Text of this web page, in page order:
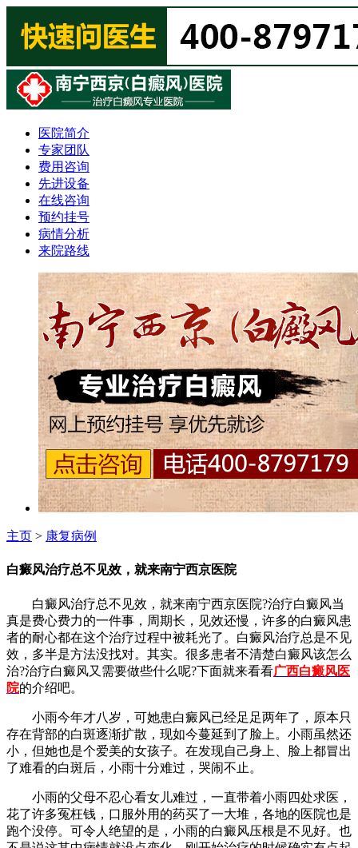
医院简介
专家团队
费用咨询
先进设备
在线咨询
预约挂号
病情分析
来院路线
主页 > 康复病例
白癜风治疗总不见效，就来南宁西京医院
白癜风治疗总不见效，就来南宁西京医院?治疗白癜风当
真是费心费力的一件事，周期长，见效还慢，许多的白癜风患
者的耐心都在这个治疗过程中被耗光了。白癜风治疗总是不见
效，多半是方法没找对。其实。很多患者不清楚白癜风该怎么
治?治疗白癜风又需要做些什么呢?下面就来看看广西白癜风医
院的介绍吧。
小雨今年才八岁，可她患白癜风已经足足两年了，原本只
存在背部的白斑逐渐扩散，现如今蔓延到了脸上。小雨虽然还
小，但她也是个爱美的女孩子。在发现自己身上、脸上都冒出
了难看的白斑后，小雨十分难过，哭闹不止。
小雨的父母不忍心看女儿难过，一直带着小雨四处求医，
花了许多冤枉钱，口服外用的药买了一大堆，各地的医院也是
跑个没停。可令人绝望的是，小雨的白癜风压根是不见好。也